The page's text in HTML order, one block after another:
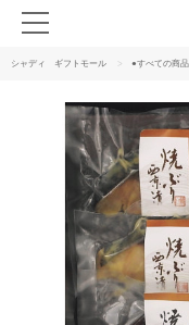
シャディ ギフトモール ●すべての商